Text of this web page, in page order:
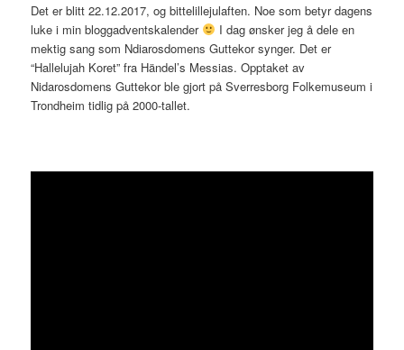
Det er blitt 22.12.2017, og bittelillejulaften. Noe som betyr dagens
luke i min bloggadventskalender
I dag ønsker jeg å dele en
mektig sang som Ndiarosdomens Guttekor synger. Det er
“Hallelujah Koret” fra Händel’s Messias. Opptaket av
Nidarosdomens Guttekor ble gjort på Sverresborg Folkemuseum i
Trondheim tidlig på 2000-tallet.